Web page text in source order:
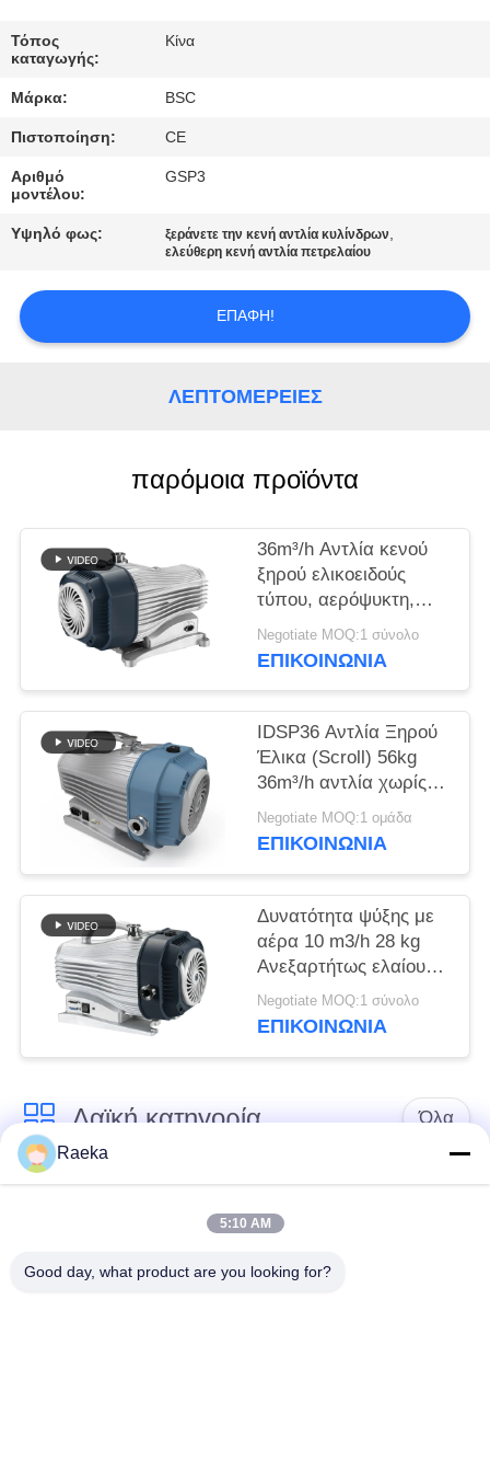
ΠΟΙΌΤΗΤΑΣ
ΕΠΙΚΟΙΝΩΝΉΣΤΕ
ΜΑΖΊ
ΜΑΣ
ΜΙΑ
ΠΡΟΣΦΟΡΆ
ΠΟΛΙΤΙΚΉ
ΑΠΟΡΡΉΤΟΥ
Τόπος
καταγωγής:
Κίνα
Μάρκα: BSC
Πιστοποίηση: CE
Αριθμό
μοντέλου:
GSP3
Υψηλό φως: ξεράνετε την κενή αντλία κυλίνδρων,
ελεύθερη κενή αντλία πετρελαίου
ΕΠΑΦΉ!
ΛΕΠΤΟΜΈΡΕΙΕΣ
παρόμοια προϊόντα
36m³/h Αντλία κενού
ξηρού ελικοειδούς
τύπου, αερόψυκτη,
χωρίς λάδι
Negotiate MOQ:1 σύνολο
ΕΠΙΚΟΙΝΩΝΊΑ
IDSP36 Αντλία Ξηρού
Έλικα (Scroll) 56kg
36m³/h αντλία χωρίς
λάδι
Negotiate MOQ:1 ομάδα
ΕΠΙΚΟΙΝΩΝΊΑ
Δυνατότητα ψύξης με
αέρα 10 m3/h 28 kg
Ανεξαρτήτως ελαίου
αντλία κενού, αντλία
ξηρού κυλίνδρου
Negotiate MOQ:1 σύνολο
ΕΠΙΚΟΙΝΩΝΊΑ
Λαϊκή κατηγορία Όλα
περιστροφική vane
Κενή αντλία
κυλίνδρων
Ξηρά κενή αντλία
Raeka
5:10 AM
Good day, what product are you looking for?